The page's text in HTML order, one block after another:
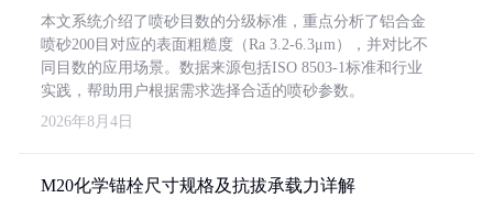
本文系统介绍了喷砂目数的分级标准，重点分析了铝合金
喷砂200目对应的表面粗糙度（Ra 3.2-6.3μm），并对比不
同目数的应用场景。数据来源包括ISO 8503-1标准和行业
实践，帮助用户根据需求选择合适的喷砂参数。
2026年8月4日
M20化学锚栓尺寸规格及抗拔承载力详解